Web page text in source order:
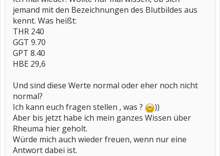
jemand mit den Bezeichnungen des Blutbildes aus
kennt. Was heißt:
THR 240
GGT 9.70
GPT 8.40
HBE 29,6
Und sind diese Werte normal oder eher noch nicht
normal?
Ich kann euch fragen stellen , was ?
))
Aber bis jetzt habe ich mein ganzes Wissen über
Rheuma hier geholt.
Würde mich auch wieder freuen, wenn nur eine
Antwort dabei ist.